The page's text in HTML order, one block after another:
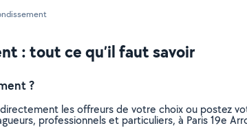
: tout ce qu’il faut savoir
?
les offreurs de votre choix ou postez
professionnels et particuliers, à Paris 19e